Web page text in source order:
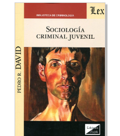
sociedad
como
sistema
social
>
Sociología
jurídica